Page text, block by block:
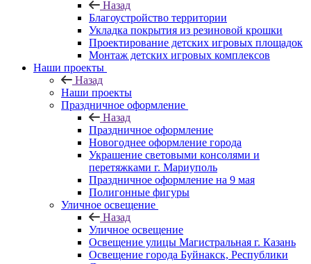
Назад
Благоустройство территории
Укладка покрытия из резиновой крошки
Проектирование детских игровых площадок
Монтаж детских игровых комплексов
Наши проекты
Назад
Наши проекты
Праздничное оформление
Назад
Праздничное оформление
Новогоднее оформление города
Украшение световыми консолями и
перетяжками г. Мариуполь
Праздничное оформление на 9 мая
Полигонные фигуры
Уличное освещение
Назад
Уличное освещение
Освещение улицы Магистральная г. Казань
Освещение города Буйнакск, Республики